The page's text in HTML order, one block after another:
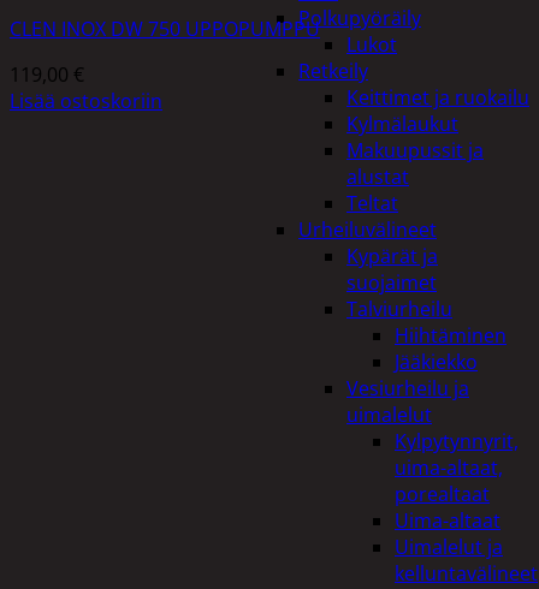
Polkupyöräily
Lukot
Retkeily
Keittimet ja ruokailu
Kylmälaukut
Makuupussit ja
alustat
Teltat
Urheiluvälineet
Kypärät ja
suojaimet
Talviurheilu
Hiihtäminen
Jääkiekko
Vesiurheilu ja
uimalelut
Kylpytynnyrit,
uima-altaat,
porealtaat
Uima-altaat
Uimalelut ja
kelluntavälineet
CLEN INOX DW 750 UPPOPUMPPU
119,00 €
Lisää ostoskoriin